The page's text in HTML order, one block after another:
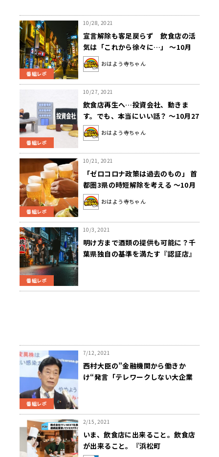
番組レポ
10/28, 2021
宣言解除も客足戻らず 飲食店の活
気は「これから徐々に…」 ～10月
28日「おはよう寺ちゃん」
おはよう寺ちゃん
番組レポ
10/27, 2021
飲食店再生へ…投資会社、動きま
す。でも、本当にいい話？ ～10月27
日「おはよう寺ちゃん」
おはよう寺ちゃん
番組レポ
10/21, 2021
「ゼロコロナ政策は過去のもの」 首
都圏3県の時短解除を考える ～10月
21日「おはよう寺ちゃん」
おはよう寺ちゃん
番組レポ
10/3, 2021
明け方まで酒類の提供も可能に？千
葉県独自の基準を満たす『認証店』
番組レポ
7/12, 2021
西村大臣の”金融機関から働きか
け“発言「テレワークしない大企業
2/15, 2021
いま、飲食店に出来ること。飲食店
が出来ること。『浜松町